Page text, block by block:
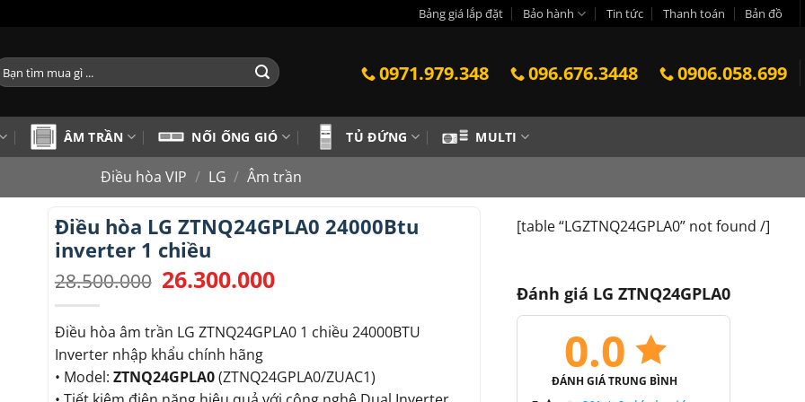
Bảng giá lắp đặt Bảo hành Tin tức Thanh toán Bản đồ
0971.979.348 096.676.3448 0906.058.699
ÂM TRẦN NỐI ỐNG GIÓ TỦ ĐỨNG MULTI
Điều hòa VIP / LG / Âm trần
Điều hòa LG ZTNQ24GPLA0 24000Btu
inverter 1 chiều
28.500.000 Giá
gốc
28.500.000.
26.300.000
là:
Điều hòa âm trần LG ZTNQ24GPLA0 1 chiều 24000BTU
Inverter nhập khẩu chính hãng
• Model: ZTNQ24GPLA0(ZTNQ24GPLA0/ZUAC1)
[table “LGZTNQ24GPLA0” not found /]
Đánh giá LG ZTNQ24GPLA0
0.0
ĐÁNH GIÁ TRUNG BÌNH